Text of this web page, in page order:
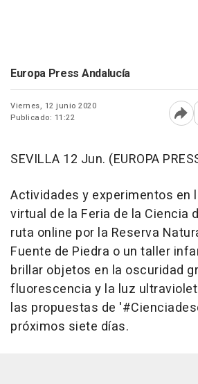
Europa Press Andalucía
Viernes, 12 junio 2020
Publicado: 11:22
SEVILLA 12 Jun. (EUROPA
Actividades y experimentos en
virtual de la Feria de la Ciencia
ruta online por la Reserva
Fuente de Piedra o un taller
brillar objetos en la oscuridad
fluorescencia y la luz
las propuestas de
próximos siete días.